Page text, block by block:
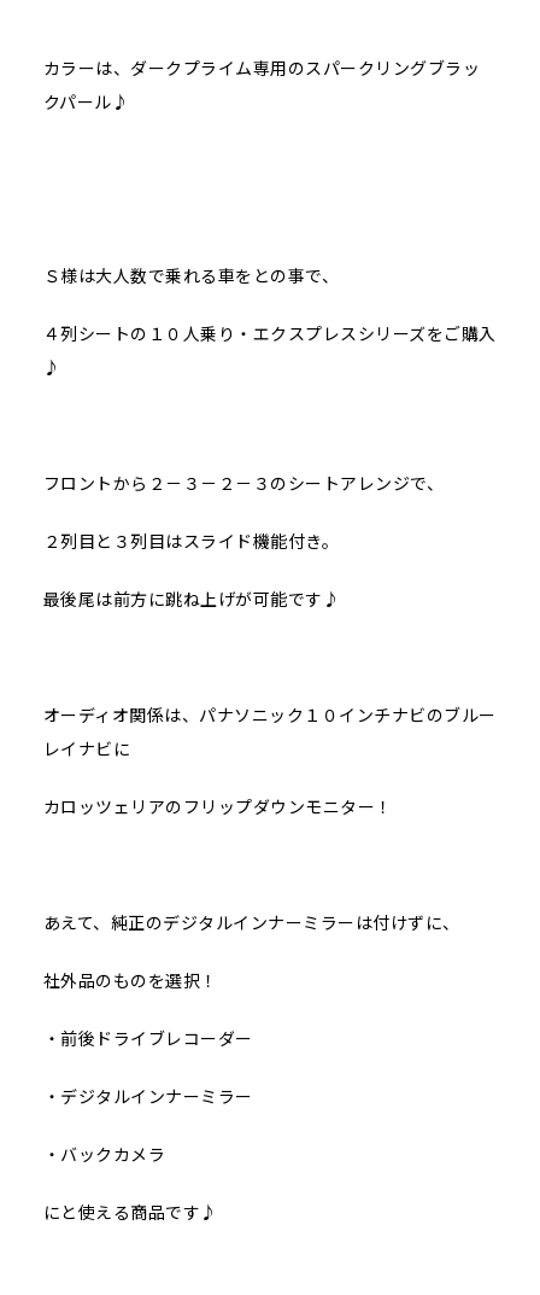
カラーは、ダークプライム専用のスパークリングブラッ
クパール♪
Ｓ様は大人数で乗れる車をとの事で、
４列シートの１０人乗り・エクスプレスシリーズをご購入
♪
フロントから２－３－２－３のシートアレンジで、
２列目と３列目はスライド機能付き。
最後尾は前方に跳ね上げが可能です♪
オーディオ関係は、パナソニック１０インチナビのブルー
レイナビに
カロッツェリアのフリップダウンモニター！
あえて、純正のデジタルインナーミラーは付けずに、
社外品のものを選択！
・前後ドライブレコーダー
・デジタルインナーミラー
・バックカメラ
にと使える商品です♪